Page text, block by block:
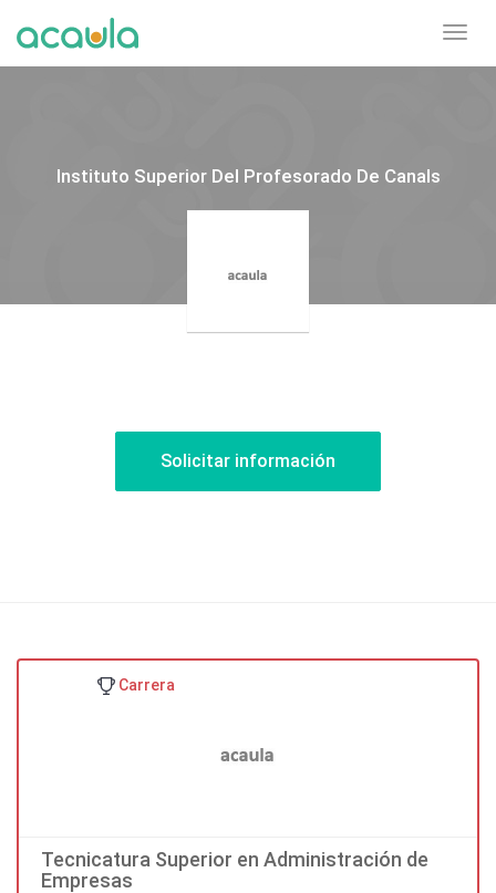
Instituto Superior Del Profesorado De Canals
Solicitar información
Tecnicatura Superior en Administración de
Empresas
Carrera